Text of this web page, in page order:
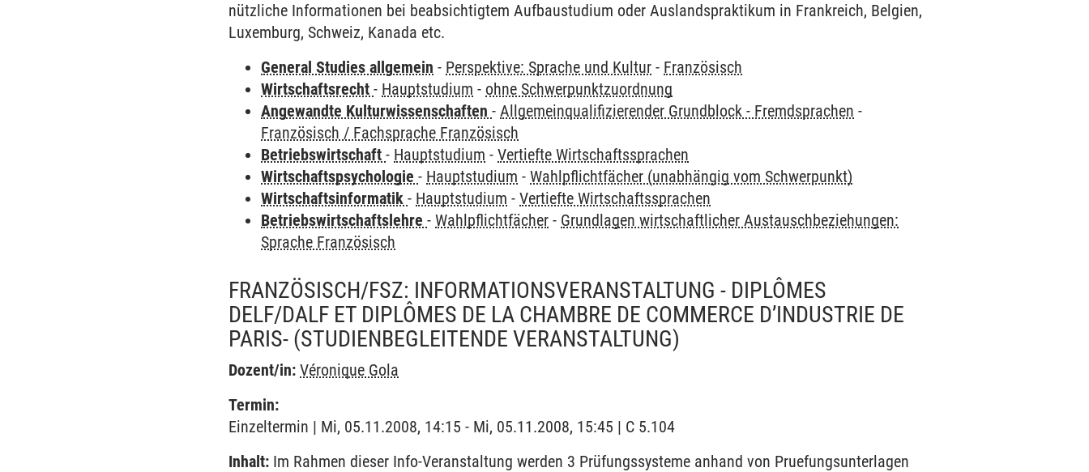
nützliche Informationen bei beabsichtigtem Aufbaustudium oder Auslandspraktikum in Frankreich, Belgien,
Luxemburg, Schweiz, Kanada etc.
General Studies allgemein - Perspektive: Sprache und Kultur - Französisch
Wirtschaftsrecht- Hauptstudium - ohne Schwerpunktzuordnung
Angewandte Kulturwissenschaften-Allgemeinqualifizierender Grundblock - Fremdsprachen -
Französisch / Fachsprache Französisch
Betriebswirtschaft- Hauptstudium -Vertiefte Wirtschaftssprachen
Wirtschaftspsychologie- Hauptstudium -Wahlpflichtfächer (unabhängig vom Schwerpunkt)
Wirtschaftsinformatik- Hauptstudium -Vertiefte Wirtschaftssprachen
Betriebswirtschaftslehre-Wahlpflichtfächer - Grundlagen wirtschaftlicher Austauschbeziehungen:
Sprache Französisch
FRANZÖSISCH/FSZ: INFORMATIONSVERANSTALTUNG - DIPLÔMES
DELF/DALF ET DIPLÔMES DE LA CHAMBRE DE COMMERCE D’INDUSTRIE DE
PARIS- (STUDIENBEGLEITENDE VERANSTALTUNG)
Dozent/in: Véronique Gola
Termin:
Einzeltermin | Mi, 05.11.2008, 14:15 - Mi, 05.11.2008, 15:45 | C 5.104
Inhalt: Im Rahmen dieser Info-Veranstaltung werden 3 Prüfungssysteme anhand von Pruefungsunterlagen